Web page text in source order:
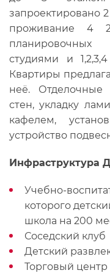
запроектировано
проживание 4
студиями и
Квартиры
неё. Отделочные
стен, укладку
кафелем,
устройство
Инфраструктура
Учебно-
которого
школа на 200
Соседский клуб
Детский
Торговый